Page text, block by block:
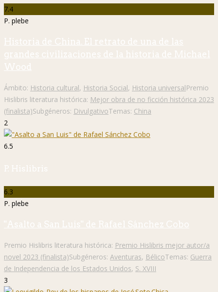
7.4
P. plebe
Historia de China. El retrato de una de las
grandes civilizaciones de la historia de Michael
Wood
Ámbito: Historia cultural, Historia Social, Historia universalPremio
Hislibris literatura histórica: Mejor obra de no ficción histórica 2023
(finalista)Subgéneros: DivulgativoTemas: China
2
6.5
P. Hislibris
6.3
P. plebe
"Asalto a San Luis" de Rafael Sánchez Cobo
Premio Hislibris literatura histórica: Premio Hislibris mejor autor/a
novel 2023 (finalista)Subgéneros: Aventuras, BélicoTemas: Guerra
de Independencia de los Estados Unidos, S. XVIII
3